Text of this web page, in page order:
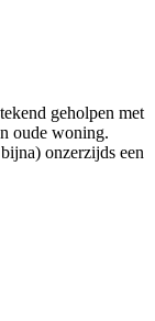
geholpen met
oude woning.
onzerzijds een